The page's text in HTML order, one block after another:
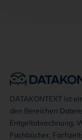
DATAKONTEXT ist
den Bereichen
Entgeltabrechnung.
Fachbücher,